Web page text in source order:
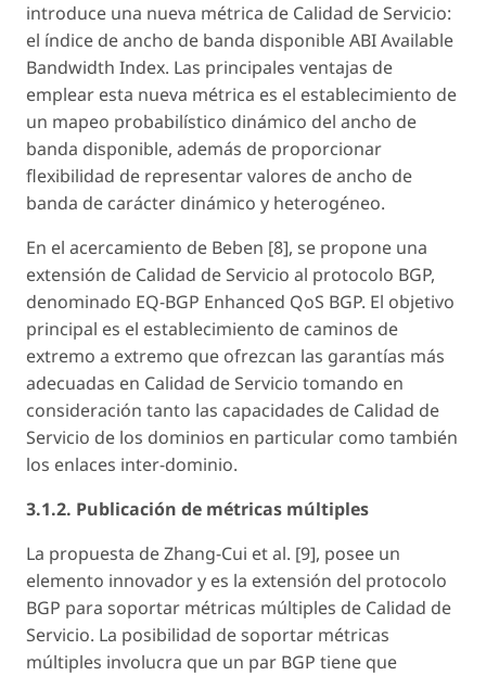
introduce una nueva métrica de Calidad de Servicio:
el índice de ancho de banda disponible ABI Available
Bandwidth Index. Las principales ventajas de
emplear esta nueva métrica es el establecimiento de
un mapeo probabilístico dinámico del ancho de
banda disponible, además de proporcionar
flexibilidad de representar valores de ancho de
banda de carácter dinámico y heterogéneo.
En el acercamiento de Beben [8], se propone una
extensión de Calidad de Servicio al protocolo BGP,
denominado EQ-BGP Enhanced QoS BGP. El objetivo
principal es el establecimiento de caminos de
extremo a extremo que ofrezcan las garantías más
adecuadas en Calidad de Servicio tomando en
consideración tanto las capacidades de Calidad de
Servicio de los dominios en particular como también
los enlaces inter-dominio.
3.1.2. Publicación de métricas múltiples
La propuesta de Zhang-Cui et al. [9], posee un
elemento innovador y es la extensión del protocolo
BGP para soportar métricas múltiples de Calidad de
Servicio. La posibilidad de soportar métricas
múltiples involucra que un par BGP tiene que